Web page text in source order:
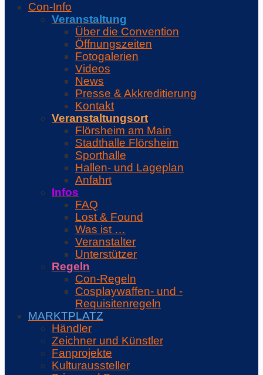
Con-Info
Veranstaltung
Über die Convention
Öffnungszeiten
Fotogalerien
Videos
News
Presse & Akkreditierung
Kontakt
Veranstaltungsort
Flörsheim am Main
Stadthalle Flörsheim
Sporthalle
Hallen- und Lageplan
Anfahrt
Infos
FAQ
Lost & Found
Was ist …
Veranstalter
Unterstützer
Regeln
Con-Regeln
Cosplaywaffen- und -
Requisitenregeln
MARKTPLATZ
Händler
Zeichner und Künstler
Fanprojekte
Kulturaussteller